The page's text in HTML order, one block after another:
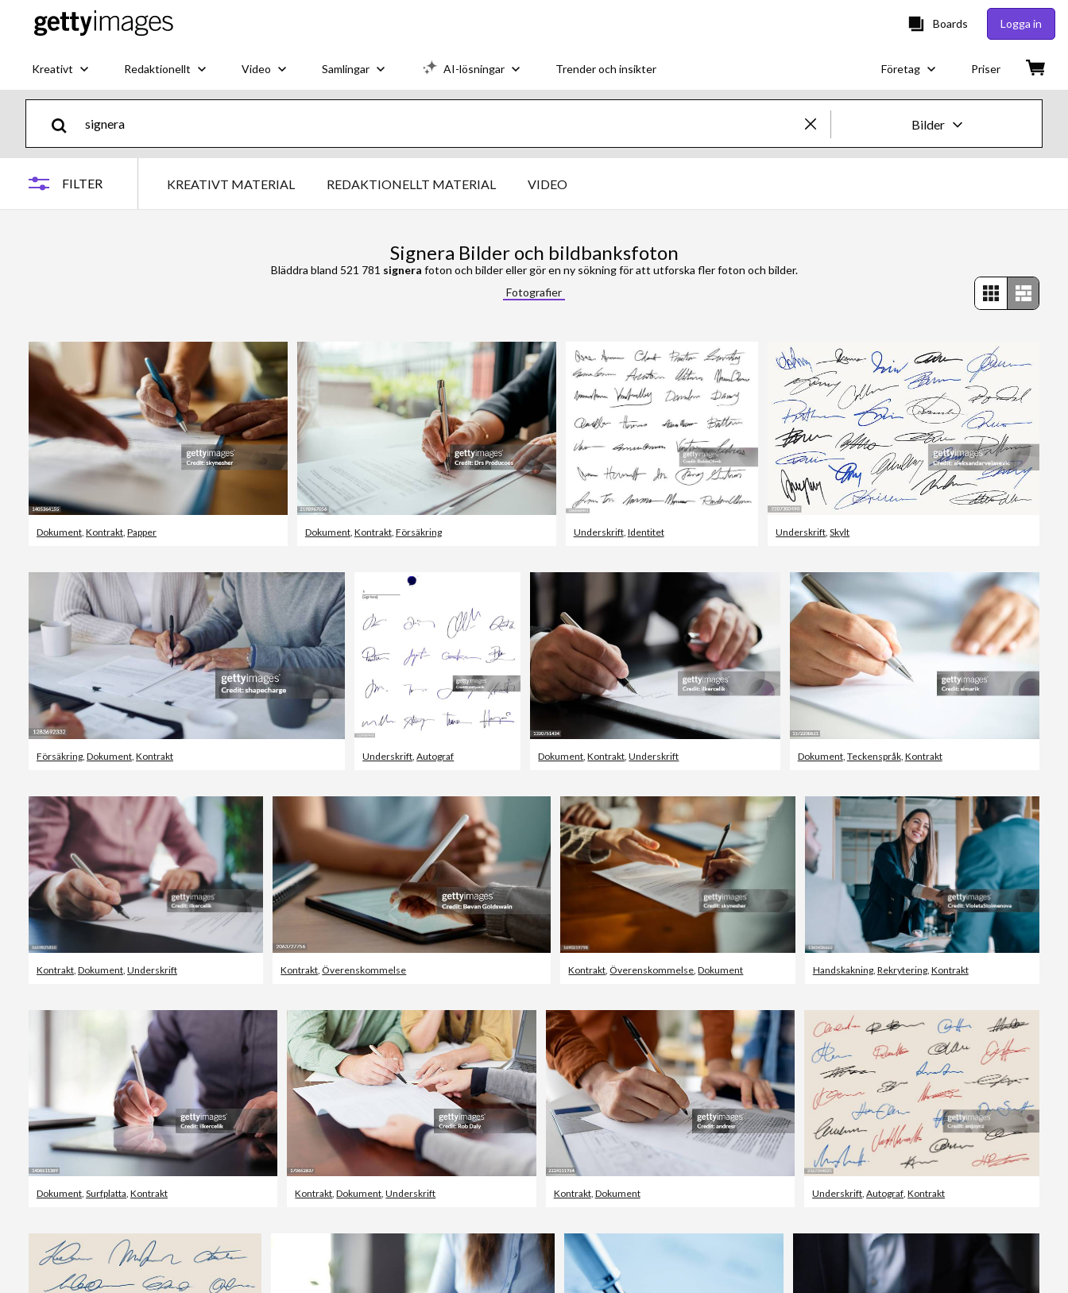
Boards Logga in
Kreativt Redaktionellt Video Samlingar AI-lösningar Trender och insikter Företag Priser
Bilder
Kreativt
Redaktionellt
FILTER KREATIVT MATERIAL REDAKTIONELLT MATERIAL VIDEO
Signera Bilder och bildbanksfoton
Bläddra bland 521 781 signera foton och bilder eller gör en ny sökning för att utforska fler foton och bilder.
Fotografier
Dokument Kontrakt Papper Dokument, Kontrakt, Försäkring Underskrift, Identitet Underskrift ,Skylt
Försäkring Dokument Kontrakt Underskrift ,Autograf Dokument ,Kontrakt ,Underskrift Dokument, Teckenspråk, Kontrakt
Kontrakt Dokument Underskrift Kontrakt Överenskommelse Kontrakt Överenskommelse ,Dokument Handskakning, Rekrytering, Kontrakt
Dokument, Surfplatta, Kontrakt Kontrakt,Dokument,Underskrift Kontrakt, Dokument Underskrift,Autograf,Kontrakt